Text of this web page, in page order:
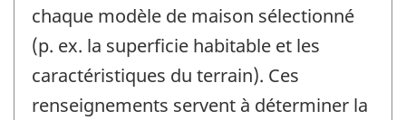
chaque modèle de maison sélectionné
(p. ex. la superficie habitable et les
caractéristiques du terrain). Ces
renseignements servent à déterminer la